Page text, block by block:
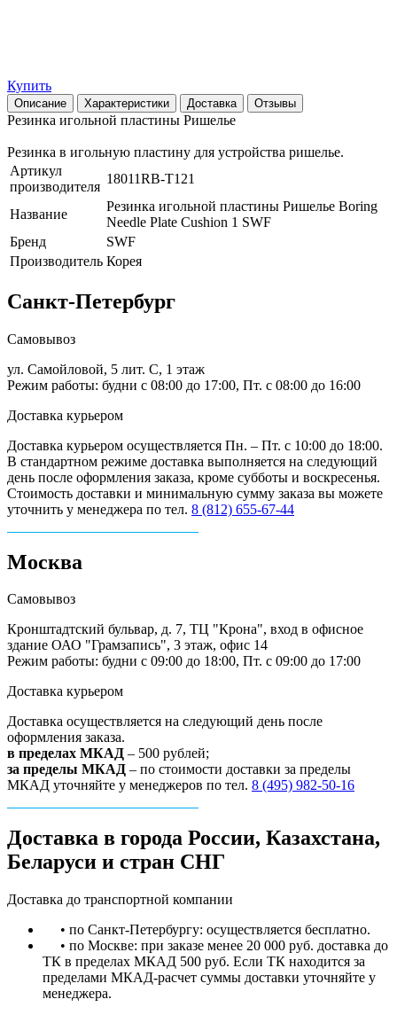
Купить
Описание Характеристики Доставка Отзывы
Резинка игольной пластины Ришелье
Резинка в игольную пластину для устройства ришелье.
Артикул
производителя
18011RB-T121
Название
Резинка игольной пластины Ришелье Boring
Needle Plate Cushion 1 SWF
Бренд
SWF
Производитель Корея
Санкт-Петербург
Самовывоз
ул. Самойловой, 5 лит. С, 1 этаж
Режим работы: будни с 08:00 до 17:00, Пт. с 08:00 до 16:00
Доставка курьером
Доставка курьером осуществляется Пн. – Пт. с 10:00 до 18:00.
В стандартном режиме доставка выполняется на следующий
день после оформления заказа, кроме субботы и воскресенья.
Стоимость доставки и минимальную сумму заказа вы можете
уточнить у менеджера по тел. 8 (812) 655-67-44
Москва
Самовывоз
Кронштадтский бульвар, д. 7, ТЦ "Крона", вход в офисное
здание ОАО "Грамзапись", 3 этаж, офис 14
Режим работы: будни с 09:00 до 18:00, Пт. с 09:00 до 17:00
Доставка курьером
Доставка осуществляется на следующий день после
оформления заказа.
в пределах МКАД – 500 рублей;
за пределы МКАД – по стоимости доставки за пределы
МКАД уточняйте у менеджеров по тел. 8 (495) 982-50-16
Доставка в города России, Казахстана,
Беларуси и стран СНГ
Доставка до транспортной компании
• по Санкт-Петербургу: осуществляется бесплатно.
• по Москве: при заказе менее 20 000 руб. доставка до
ТК в пределах МКАД 500 руб. Если ТК находится за
пределами МКАД-расчет суммы доставки уточняйте у
менеджера.